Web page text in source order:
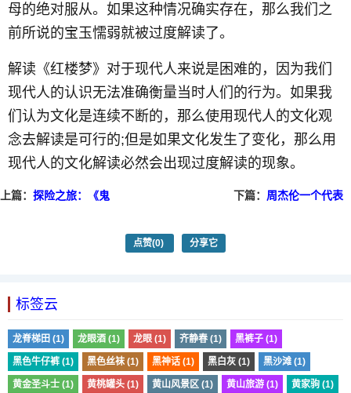
母的绝对服从。如果这种情况确实存在，那么我们之
前所说的宝玉懦弱就被过度解读了。
解读《红楼梦》对于现代人来说是困难的，因为我们
现代人的认识无法准确衡量当时人们的行为。如果我
们认为文化是连续不断的，那么使用现代人的文化观
念去解读是可行的;但是如果文化发生了变化，那么用
现代人的文化解读必然会出现过度解读的现象。
上篇： 探险之旅：《鬼
下篇： 周杰伦一个代表
点赞(0) 分享它
标签云
龙脊梯田 (1) 龙眼酒 (1) 龙眼 (1) 齐静春 (1) 黑裤子 (1)
黑色牛仔裤 (1) 黑色丝袜 (1) 黑神话 (1) 黑白灰 (1) 黑沙滩 (1)
黄金圣斗士 (1) 黄桃罐头 (1) 黄山风景区 (1) 黄山旅游 (1) 黄家驹 (1)